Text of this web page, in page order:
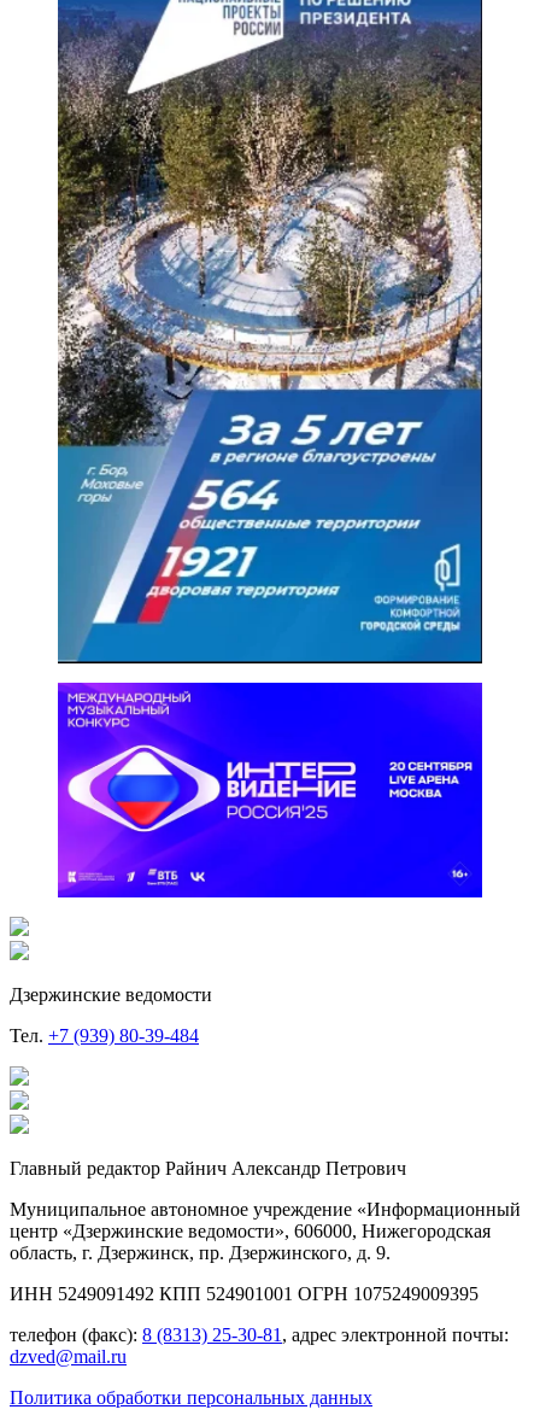
Дзержинские ведомости
Тел. +7 (939) 80-39-484
Главный редактор Райнич Александр Петрович
Муниципальное автономное учреждение «Информационный
центр «Дзержинские ведомости», 606000, Нижегородская
область, г. Дзержинск, пр. Дзержинского, д. 9.
ИНН 5249091492 КПП 524901001 ОГРН 1075249009395
телефон (факс): 8 (8313) 25-30-81 , адрес электронной почты:
dzved@mail.ru
Политика обработки персональных данных